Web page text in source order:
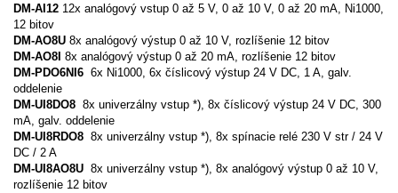
DM-AI12 12x analógový vstup 0 až 5 V, 0 až 10 V, 0 až 20 mA, Ni1000,
12 bitov
DM-AO8U 8x analógový výstup 0 až 10 V, rozlíšenie 12 bitov
DM-AO8I 8x analógový výstup 0 až 20 mA, rozlíšenie 12 bitov
DM-PDO6NI6 6x Ni1000, 6x číslicový výstup 24 V DC, 1 A, galv.
oddelenie
DM-UI8DO8 8x univerzálny vstup *), 8x číslicový výstup 24 V DC, 300
mA, galv. oddelenie
DM-UI8RDO8 8x univerzálny vstup *), 8x spínacie relé 230 V str / 24 V
DC / 2 A
DM-UI8AO8U 8x univerzálny vstup *), 8x analógový výstup 0 až 10 V,
rozlíšenie 12 bitov